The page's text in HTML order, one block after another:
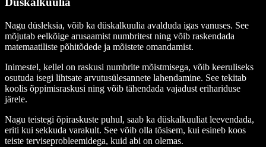
Nagu düsleksia, võib ka düskalkuulia avalduda igas vanuses. See
mõjutab eelkõige arusaamist numbritest ning võib raskendada
matemaatiliste põhitõdede ja mõistete omandamist.
Inimestel, kellel on raskusi numbrite mõistmisega, võib keeruliseks
osutuda isegi lihtsate arvutusülesannete lahendamine. See tekitab
koolis õppimisraskusi ning võib tähendada vajadust erihariduse
järele.
Nagu teistegi õpiraskuste puhul, saab ka düskalkuuliat leevendada,
eriti kui sekkuda varakult. See võib olla tõsisem, kui esineb koos
teiste terviseprobleemidega, kuid abi on olemas.